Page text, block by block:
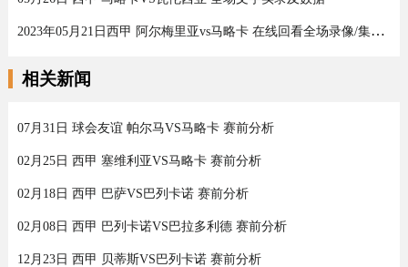
2023年05月21日西甲 阿尔梅里亚vs马略卡 在线回看全场录像/集锦回放
相关新闻
07月31日 球会友谊 帕尔马VS马略卡 赛前分析
02月25日 西甲 塞维利亚VS马略卡 赛前分析
02月18日 西甲 巴萨VS巴列卡诺 赛前分析
02月08日 西甲 巴列卡诺VS巴拉多利德 赛前分析
12月23日 西甲 贝蒂斯VS巴列卡诺 赛前分析